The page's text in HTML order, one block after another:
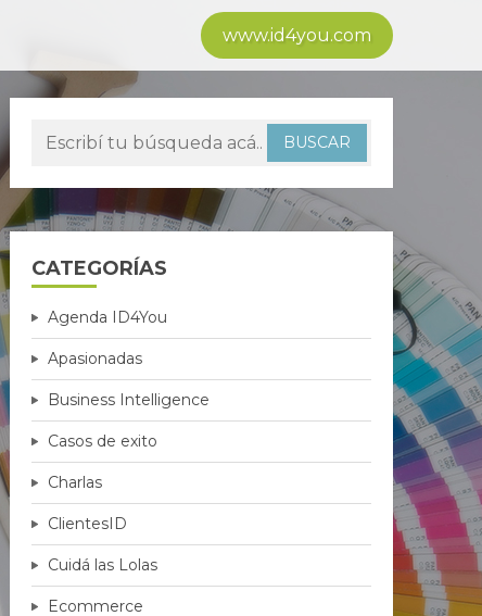
www.id4you.com
CATEGORÍAS
Agenda ID4You
Apasionadas
Business Intelligence
Casos de exito
Charlas
ClientesID
Cuidá las Lolas
Ecommerce